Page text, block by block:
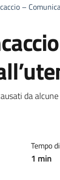
–
da
Tempo
1 min